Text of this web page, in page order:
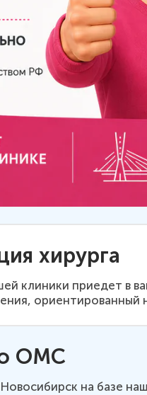
хирурга
клиники приедет в
ОМС
на базе